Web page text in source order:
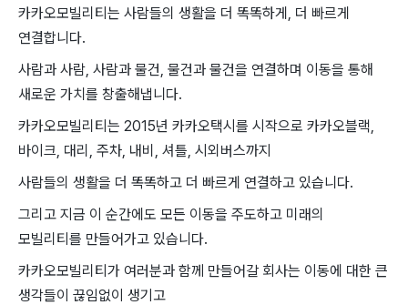
카카오모빌리티는 사람들의 생활을 더 똑똑하게, 더 빠르게
연결합니다.
사람과 사람, 사람과 물건, 물건과 물건을 연결하며 이동을 통해
새로운 가치를 창출해냅니다.
카카오모빌리티는 2015년 카카오택시를 시작으로 카카오블랙,
바이크, 대리, 주차, 내비, 셔틀, 시외버스까지
사람들의 생활을 더 똑똑하고 더 빠르게 연결하고 있습니다.
그리고 지금 이 순간에도 모든 이동을 주도하고 미래의
모빌리티를 만들어가고 있습니다.
카카오모빌리티가 여러분과 함께 만들어갈 회사는 이동에 대한 큰
생각들이 끊임없이 생기고